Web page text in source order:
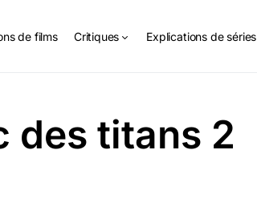
de films Critiques Explications de séries
des titans 2